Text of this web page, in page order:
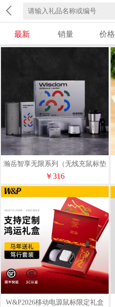
最新 销量 价格
瀚岳智享无限系列（无线充鼠标垫
+飞利浦音响+乐扣咖啡杯）
￥316
W&P2026移动电源鼠标限定礼盒